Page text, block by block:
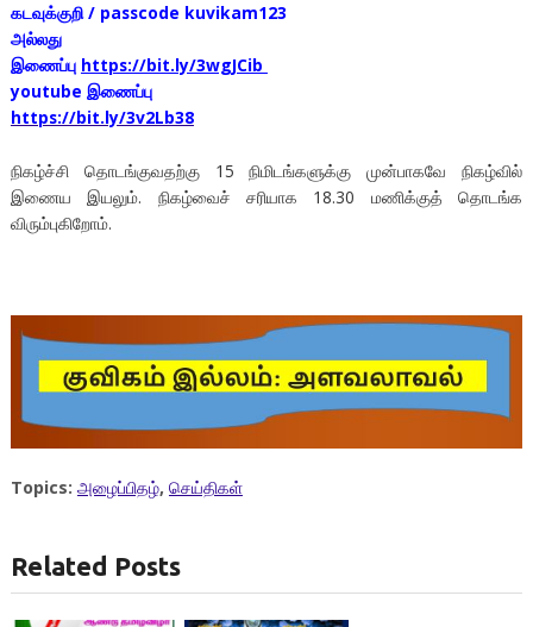
கடவுக்குறி / passcode kuvikam123
அல்லது
இணைப்பு https://bit.ly/3wgJCib
youtube இணைப்பு
https://bit.ly/3v2Lb38
நிகழ்ச்சி தொடங்குவதற்கு 15 நிமிடங்களுக்கு முன்பாகவே நிகழ்வில்
இணைய இயலும். நிகழ்வைச் சரியாக 18.30 மணிக்குத் தொடங்க
விரும்புகிறோம்.
Topics: அழைப்பிதழ், செய்திகள்
Related Posts